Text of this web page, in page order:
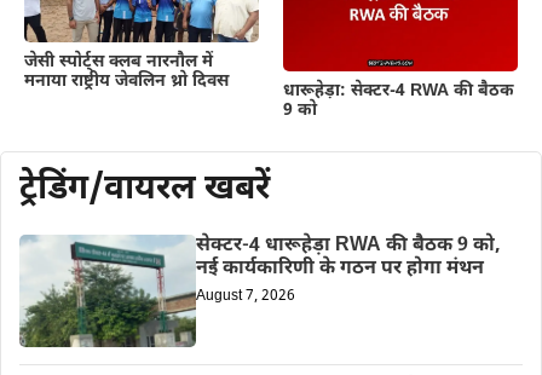
जेसी स्पोर्ट्स क्लब नारनौल में
मनाया राष्ट्रीय जेवलिन थ्रो दिवस
धारूहेड़ा: सेक्टर-4 RWA की बैठक
9 को
ट्रेडिंग/वायरल खबरें
सेक्टर-4 धारूहेड़ा RWA की बैठक 9 को,
नई कार्यकारिणी के गठन पर होगा मंथन
August 7, 2026